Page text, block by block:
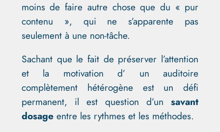
moins de faire autre chose que du « pur
contenu », qui ne s’apparente pas
seulement à une non-tâche.
Sachant que le fait de préserver l’attention
et la motivation d’ un auditoire
complètement hétérogène est un défi
permanent, il est question d’unsavant
dosageentre les rythmes et les méthodes.